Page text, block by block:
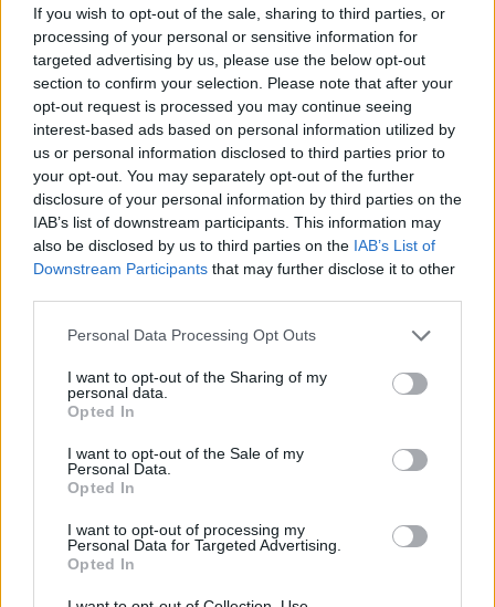
If you wish to opt-out of the sale, sharing to third parties, or
processing of your personal or sensitive information for
targeted advertising by us, please use the below opt-out
section to confirm your selection. Please note that after your
opt-out request is processed you may continue seeing
interest-based ads based on personal information utilized by
us or personal information disclosed to third parties prior to
your opt-out. You may separately opt-out of the further
disclosure of your personal information by third parties on the
IAB’s list of downstream participants. This information may
also be disclosed by us to third parties on the IAB’s List of
Downstream Participants that may further disclose it to other
Personal Data Processing Opt Outs
I want to opt-out of the Sharing of my
personal data.
Opted In
I want to opt-out of the Sale of my
Personal Data.
Opted In
I want to opt-out of processing my
Personal Data for Targeted Advertising.
Opted In
Jupon classique Suri